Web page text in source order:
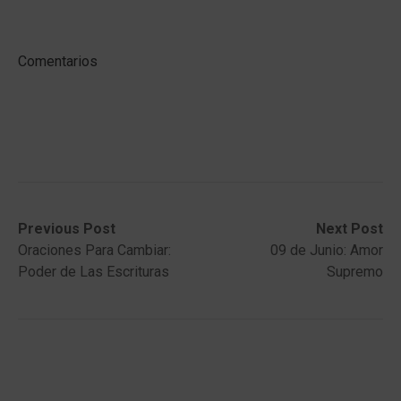
Comentarios
Post
navigation
Previous Post
Previous
post:Oraciones Para Cambiar:
Poder de Las Escrituras
Next Post
Next
post:
09 de Junio: Amor
Supremo